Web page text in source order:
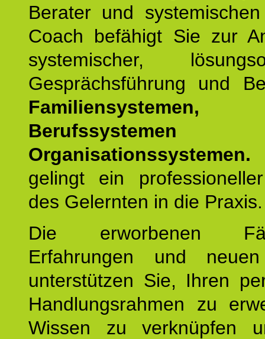
Berater und
Coach befähigt Sie zur
systemischer,
Gesprächsführung und
Familiensystemen,
Organisationssystemen.
gelingt ein
des Gelernten in die Praxis.
Die erworbenen
Erfahrungen und
unterstützen Sie, Ihren
Handlungsrahmen zu
Wissen zu verknüpfen